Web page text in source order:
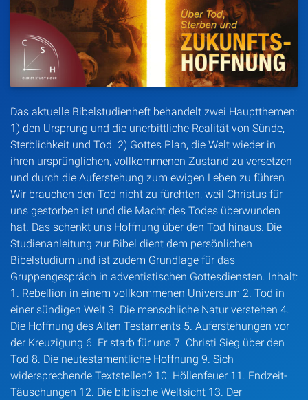
Das aktuelle Bibelstudienheft behandelt zwei Hauptthemen:
1) den Ursprung und die unerbittliche Realität von Sünde,
Sterblichkeit und Tod. 2) Gottes Plan, die Welt wieder in
ihren ursprünglichen, vollkommenen Zustand zu versetzen
und durch die Auferstehung zum ewigen Leben zu führen.
Wir brauchen den Tod nicht zu fürchten, weil Christus für
uns gestorben ist und die Macht des Todes überwunden
hat. Das schenkt uns Hoffnung über den Tod hinaus. Die
Studienanleitung zur Bibel dient dem persönlichen
Bibelstudium und ist zudem Grundlage für das
Gruppengespräch in adventistischen Gottesdiensten. Inhalt:
1. Rebellion in einem vollkommenen Universum 2. Tod in
einer sündigen Welt 3. Die menschliche Natur verstehen 4.
Die Hoffnung des Alten Testaments 5. Auferstehungen vor
der Kreuzigung 6. Er starb für uns 7. Christi Sieg über den
Tod 8. Die neutestamentliche Hoffnung 9. Sich
widersprechende Textstellen? 10. Höllenfeuer 11. Endzeit-
Täuschungen 12. Die biblische Weltsicht 13. Der
Podcasts
Studienzentrum
Kontakt
Spenden